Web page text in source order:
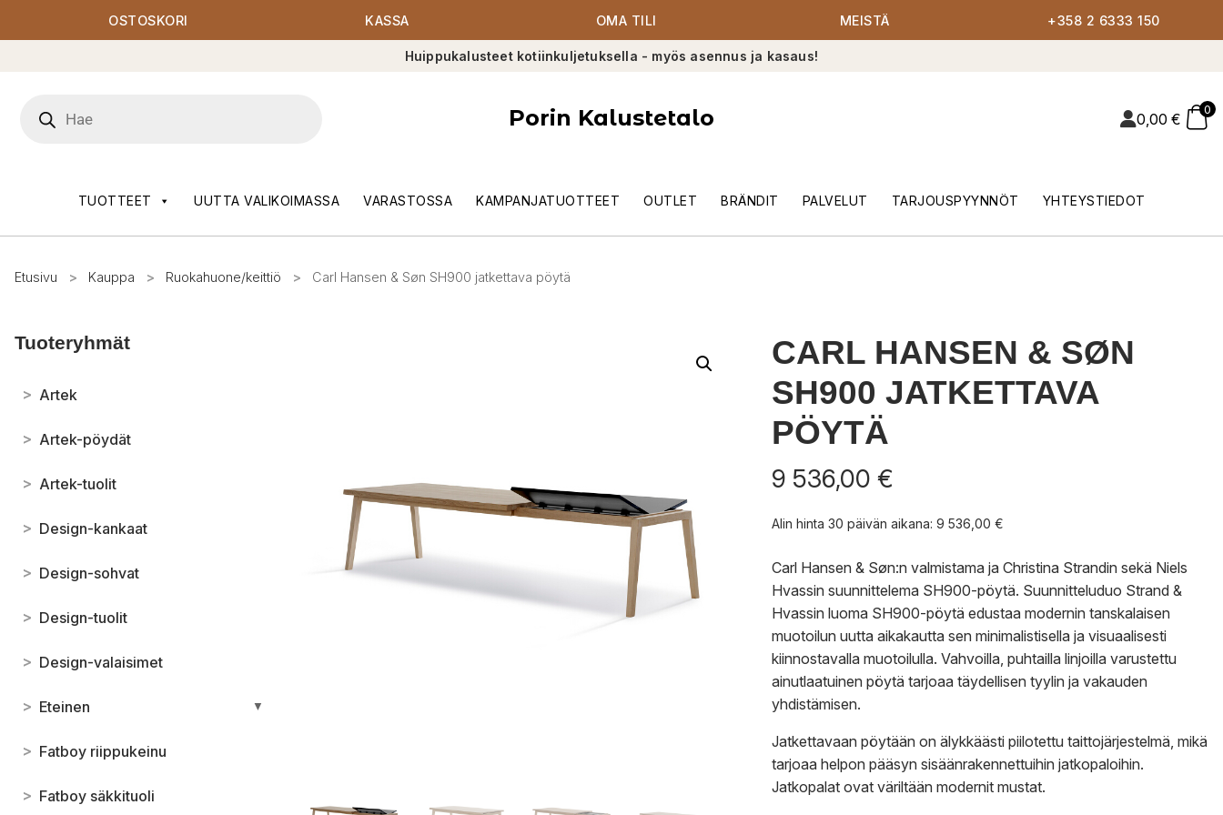
OSTOSKORI KASSA OMA TILI MEISTÄ +358 2 6333 150
Huippukalusteet kotiinkuljetuksella - myös asennus ja kasaus!
search
Porin Kalustetalo 0,00 €
0
TUOTTEET UUTTA VALIKOIMASSA VARASTOSSA KAMPANJATUOTTEET OUTLET BRÄNDIT PALVELUT TARJOUSPYYNNÖT YHTEYSTIEDOT
Etusivu > Kauppa > Ruokahuone/keittiö > Carl Hansen & Søn SH900 jatkettava pöytä
Tuoteryhmät
> Artek
> Artek-pöydät
> Artek-tuolit
> Design-kankaat
> Design-sohvat
> Design-tuolit
> Design-valaisimet
> Eteinen ▼
> Fatboy riippukeinu
> Fatboy säkkituoli
CARL HANSEN & SØN
SH900 JATKETTAVA
PÖYTÄ
9 536,00 €
Alin hinta 30 päivän aikana: 9 536,00 €
Carl Hansen & Søn:n valmistama ja Christina Strandin sekä Niels
Hvassin suunnittelema SH900-pöytä. Suunnitteluduo Strand &
Hvassin luoma SH900-pöytä edustaa modernin tanskalaisen
muotoilun uutta aikakautta sen minimalistisella ja visuaalisesti
kiinnostavalla muotoilulla. Vahvoilla, puhtailla linjoilla varustettu
ainutlaatuinen pöytä tarjoaa täydellisen tyylin ja vakauden
yhdistämisen.
Jatkettavaan pöytään on älykkäästi piilotettu taittojärjestelmä, mikä
tarjoaa helpon pääsyn sisäänrakennettuihin jatkopaloihin.
Jatkopalat ovat väriltään modernit mustat.